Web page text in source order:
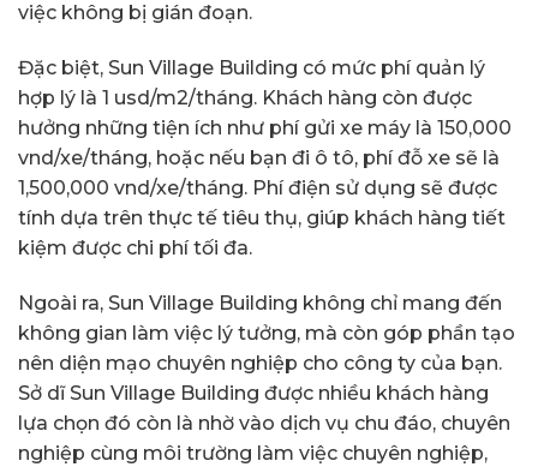
việc không bị gián đoạn.
Đặc biệt, Sun Village Building có mức phí quản lý
hợp lý là 1 usd/m2/tháng. Khách hàng còn được
hưởng những tiện ích như phí gửi xe máy là 150,000
vnd/xe/tháng, hoặc nếu bạn đi ô tô, phí đỗ xe sẽ là
1,500,000 vnd/xe/tháng. Phí điện sử dụng sẽ được
tính dựa trên thực tế tiêu thụ, giúp khách hàng tiết
kiệm được chi phí tối đa.
Ngoài ra, Sun Village Building không chỉ mang đến
không gian làm việc lý tưởng, mà còn góp phần tạo
nên diện mạo chuyên nghiệp cho công ty của bạn.
Sở dĩ Sun Village Building được nhiều khách hàng
lựa chọn đó còn là nhờ vào dịch vụ chu đáo, chuyên
nghiệp cùng môi trường làm việc chuyên nghiệp,